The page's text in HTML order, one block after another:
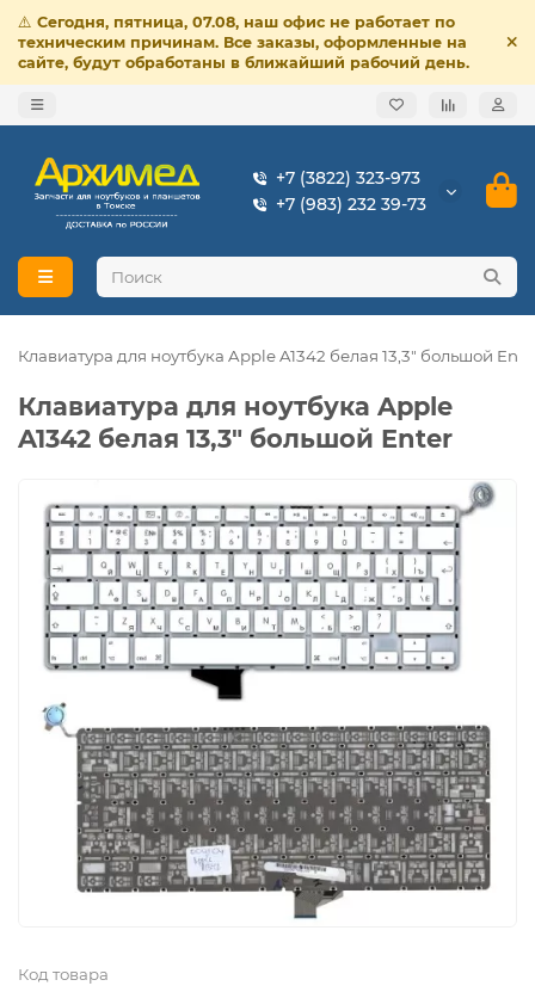
⚠️ Сегодня, пятница, 07.08, наш офис не работает по
техническим причинам. Все заказы, оформленные на
сайте, будут обработаны в ближайший рабочий день.
+7 (3822) 323-973
+7 (983) 232 39-73
Клавиатура для ноутбука Apple A1342 белая 13,3" большой
Клавиатура для ноутбука Apple
A1342 белая 13,3" большой Enter
Код товара